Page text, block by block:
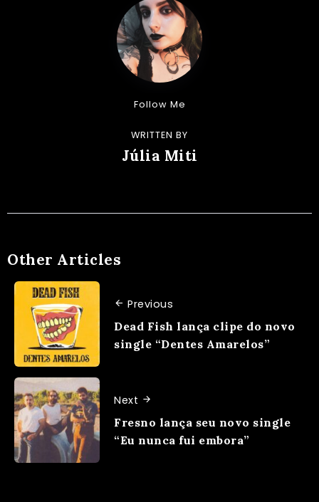
Follow Me
WRITTEN BY
Júlia Miti
Other Articles
Previous
Dead Fish lança clipe do novo
single “Dentes Amarelos”
Next
Fresno lança seu novo single
“Eu nunca fui embora”